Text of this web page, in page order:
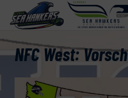
NFC West: